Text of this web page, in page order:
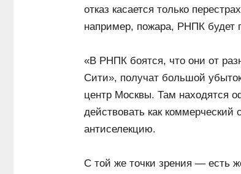
отказ касается только
например, пожара, РНПК будет
«В РНПК боятся, что они от
Сити», получат большой
центр Москвы. Там находятся
действовать как
антиселекцию.
С той же точки зрения — есть